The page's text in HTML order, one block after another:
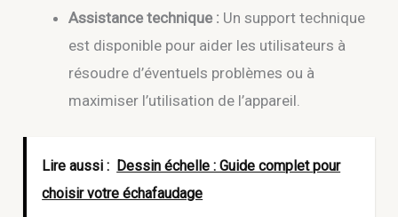
Assistance technique : Un support technique
est disponible pour aider les utilisateurs à
résoudre d’éventuels problèmes ou à
maximiser l’utilisation de l’appareil.
Lire aussi : Dessin échelle : Guide complet pour
choisir votre échafaudage